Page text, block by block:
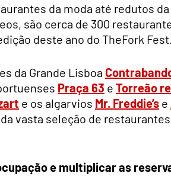
da moda até redutos
são cerca de 300
deste ano do TheFork Fest.
da Grande Lisboa
Praça 63 e Torreão
e os algarvios Mr. Freddie’s e
vasta seleção de
e multiplicar as